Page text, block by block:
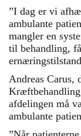
”I dag er vi
ambulante
mangler en
til behandling,
Andreas Carus,
afdelingen må
ambulante